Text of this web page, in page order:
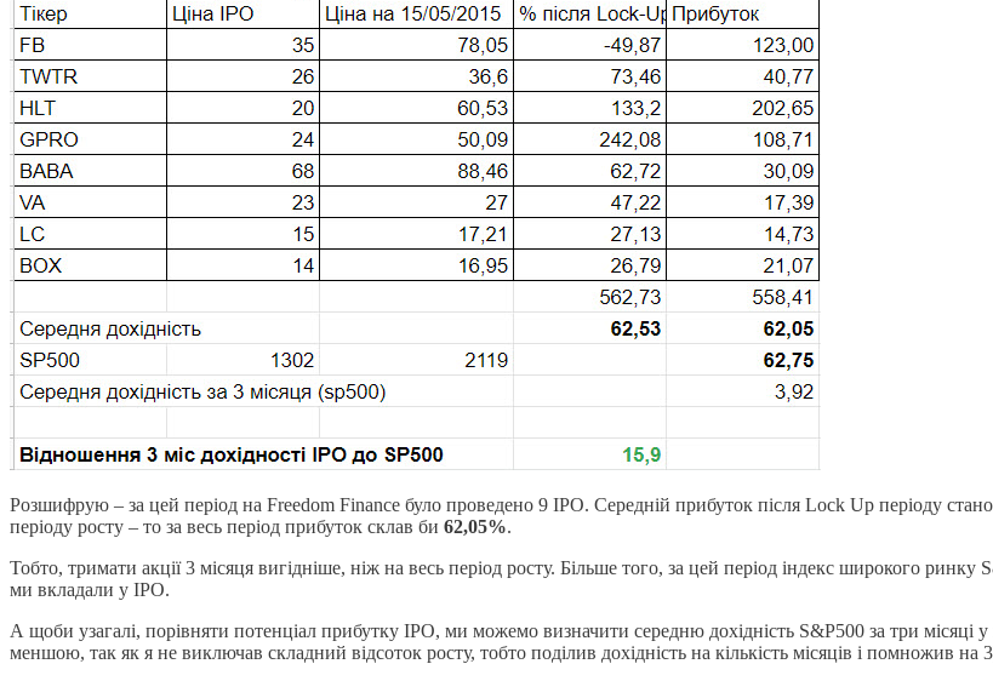
Розшифрую – за цей період на Freedom Finance було проведено 9 IPO. Середній прибуток після Lock Up періоду
періоду росту – то за весь період прибуток склав би 62,05%.
Тобто, тримати акції 3 місяця вигідніше, ніж на весь період росту. Більше того, за цей період індекс широкого ринку
ми вкладали у IPO.
А щоби узагалі, порівняти потенціал прибутку IPO, ми можемо визначити середню дохідність S&P500 за три місяці у
меншою, так як я не виключав складний відсоток росту, тобто поділив дохідність на кількість місяців і помножив на